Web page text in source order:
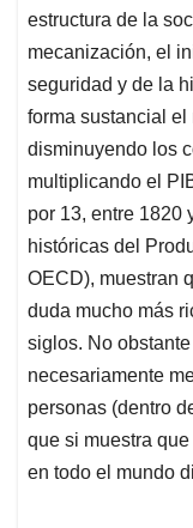
estructura de la
mecanización, el
seguridad y de la
forma sustancial
disminuyendo los
multiplicando el
por 13, entre 1820
históricas del
OECD), muestran
duda mucho más
siglos. No
necesariamente
personas (dentro
que si muestra
en todo el mundo